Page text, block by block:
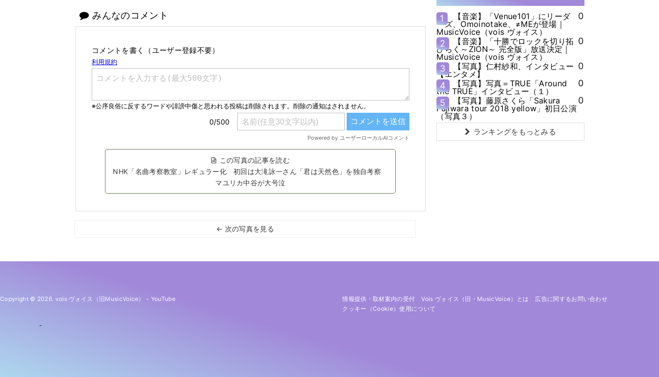
みんなのコメント
コメントを書く（ユーザー登録不要）
この写真の記事を読む
NHK「名曲考察教室」レギュラー化 初回は大滝詠一さん「君は天然色」を独自考察
マユリカ中谷が大号泣
← 次の写真を見る
1
【音楽】「Venue101」にリーダ
ーズ、Omoinotake、≠MEが登場｜
MusicVoice（vois ヴォイス）
0
2
【音楽】「十勝でロックを切り拓
ひらく～ZION～ 完全版」放送決定｜
MusicVoice（vois ヴォイス）
0
3
【写真】仁村紗和、インタビュー
【エンタメ】
0
4
【写真】写真＝TRUE「Around
the TRUE」インタビュー（１）
0
5
【写真】藤原さくら「Sakura
Fujiwara tour 2018 yellow」初日公演
（写真３）
0
ランキングをもっとみる
Copyright © 2026. vois ヴォイス（旧MusicVoice） - YouTube 情報提供・取材案内の受付 Vois ヴォイス（旧・MusicVoice）とは
広告に関するお問い合わせ
クッキー（cookie）使用について
-